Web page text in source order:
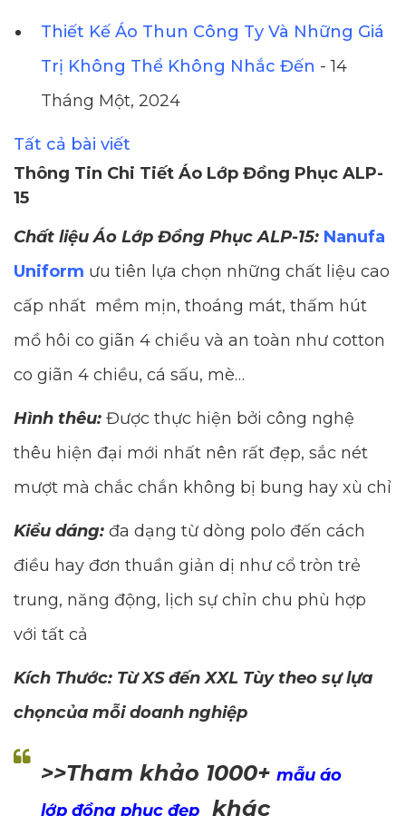
Thiết Kế Áo Thun Công Ty Và Những Giá
Trị Không Thể Không Nhắc Đến - 14
Tháng Một, 2024
Tất cả bài viết
Thông Tin Chi Tiết Áo Lớp Đồng Phục ALP-
15
Chất liệu Áo Lớp Đồng Phục ALP-15: Nanufa
Uniform ưu tiên lựa chọn những chất liệu cao
cấp nhất mềm mịn, thoáng mát, thấm hút
mồ hôi co giãn 4 chiều và an toàn như cotton
co giãn 4 chiều, cá sấu, mè…
Hình thêu: Được thực hiện bởi công nghệ
thêu hiện đại mới nhất nên rất đẹp, sắc nét
mượt mà chắc chắn không bị bung hay xù chỉ
Kiểu dáng: đa dạng từ dòng polo đến cách
điều hay đơn thuần giản dị như cổ tròn trẻ
trung, năng động, lịch sự chỉn chu phù hợp
với tất cả
Kích Thước: Từ XS đến XXL Tùy theo sự lựa
chọncủa mỗi doanh nghiệp
>>Tham khảo 1000+ mẫu áo
lớp đồng phục đẹp
khác